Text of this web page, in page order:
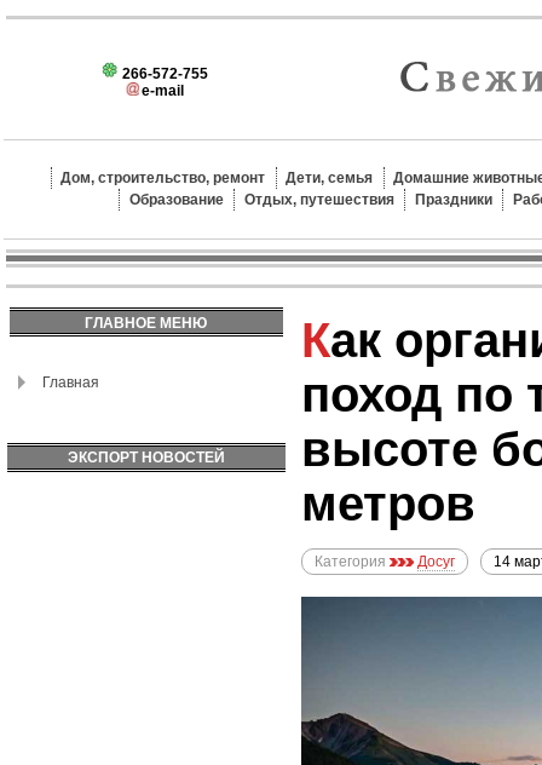
266-572-755
e-mail
Дом, строительство, ремонт Дети, семья
Домашние
Образование
Отдых, путешествия Праздники
ГЛАВНОЕ МЕНЮ
Главная
ЭКСПОРТ НОВОСТЕЙ
Как организовать
поход по
высоте
метров
Категория Досуг 14